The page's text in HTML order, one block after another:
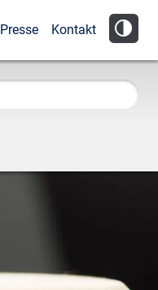
Presse Kontakt